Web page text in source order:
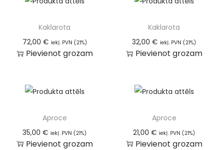
Kaklarota
72,00 € iekļ. PVN (21%)
Pievienot grozam
Kaklarota
32,00€ iekļ. PVN (21%)
Pievienot grozam
Aproce
35,00€ iekļ. PVN (21%)
Pievienot grozam
Aproce
21,00€ iekļ. PVN (21%)
Pievienot grozam